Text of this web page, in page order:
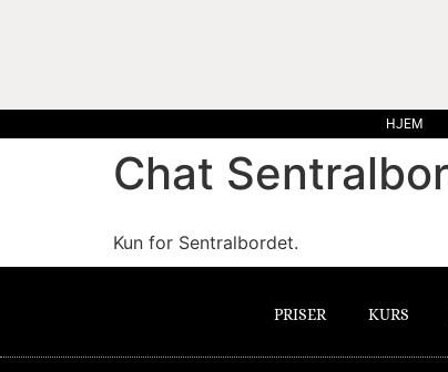
HJEM
Chat
Kun for Sentralbordet.
PRISER KURS